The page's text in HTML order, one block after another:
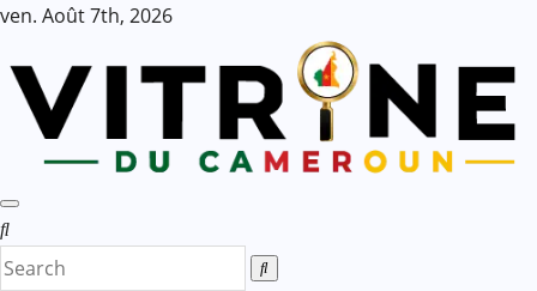
Skip
content
ven. Août 7th, 2026